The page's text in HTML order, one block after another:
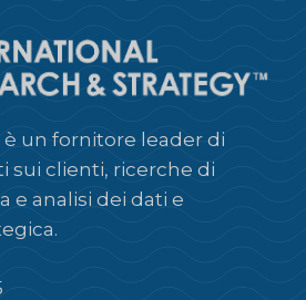
è un fornitore leader di
sui clienti, ricerche di
e analisi dei dati e